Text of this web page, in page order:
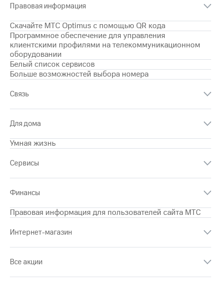
Роуминг
Семейная
группа
Заказать
SIM-
Оформить
SIM-
карта
красивый
Заменить
карту
на связь
Тарифы
RED,
РИИЛ
и МТС
Супер
дешевле
МТС
Выберите
и подключите
тарифом
ТВ и телефон
Правовая информация
Скачайте МТС Optimus с помощью QR кода
Программное обеспечение для управления
клиентскими профилями на телекоммуникационном
оборудовании
Белый список сервисов
Больше возможностей выбора номера
Связь
Для дома
Умная жизнь
Сервисы
Финансы
Правовая информация для пользователей сайта МТС
Интернет-магазин
Все акции